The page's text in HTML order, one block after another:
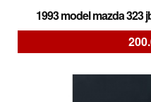
1993 model mazda 323